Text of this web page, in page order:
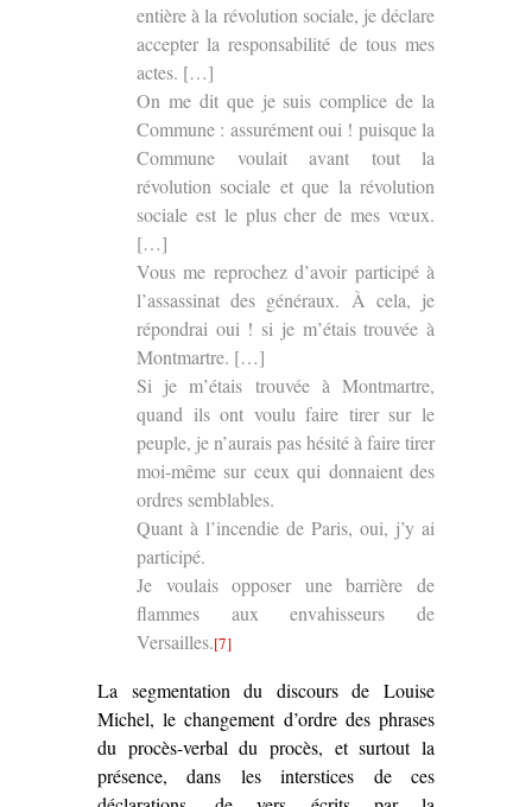
entière à la révolution sociale, je déclare
accepter la responsabilité de tous mes
actes. […]
On me dit que je suis complice de la
Commune : assurément oui ! puisque la
Commune voulait avant tout la
révolution sociale et que la révolution
sociale est le plus cher de mes vœux.
[…]
Vous me reprochez d’avoir participé à
l’assassinat des généraux. À cela, je
répondrai oui ! si je m’étais trouvée à
Montmartre. […]
Si je m’étais trouvée à Montmartre,
quand ils ont voulu faire tirer sur le
peuple, je n’aurais pas hésité à faire tirer
moi-même sur ceux qui donnaient des
ordres semblables.
Quant à l’incendie de Paris, oui, j’y ai
participé.
Je voulais opposer une barrière de
flammes aux envahisseurs de
Versailles.[7]
La segmentation du discours de Louise
Michel, le changement d’ordre des phrases
du procès-verbal du procès, et surtout la
présence, dans les interstices de ces